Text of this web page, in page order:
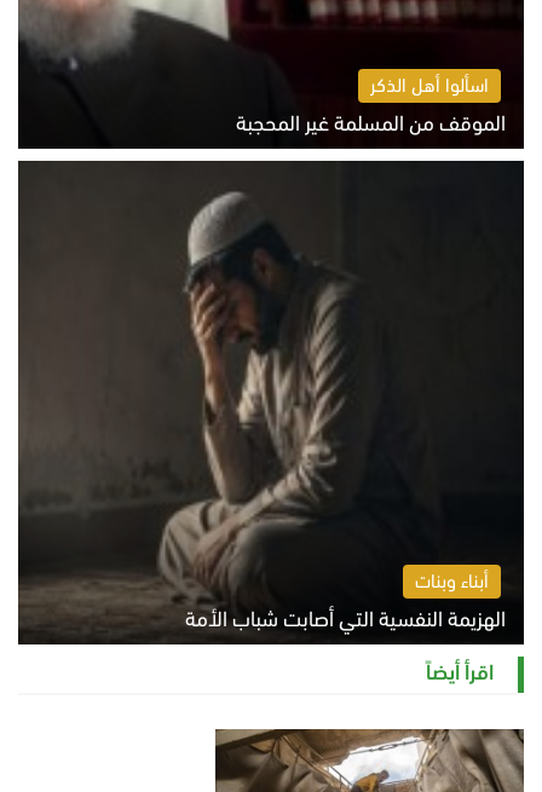
اسألوا أهل الذكر
الموقف من المسلمة غير المحجبة
الخميس 6 أغسطس 2026 10:45 ص
أبناء وبنات
الهزيمة النفسية التي أصابت شباب الأمة
الخميس 6 أغسطس 2026 11:12 ص
اقرأ أيضاً